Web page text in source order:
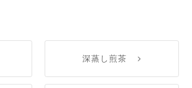
深蒸し煎茶